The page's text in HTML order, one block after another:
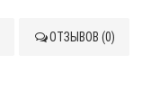
ОТЗЫВОВ (0)